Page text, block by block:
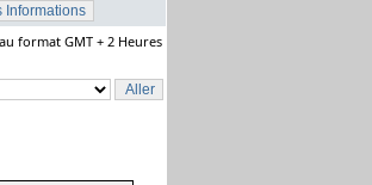
format GMT + 2 Heures